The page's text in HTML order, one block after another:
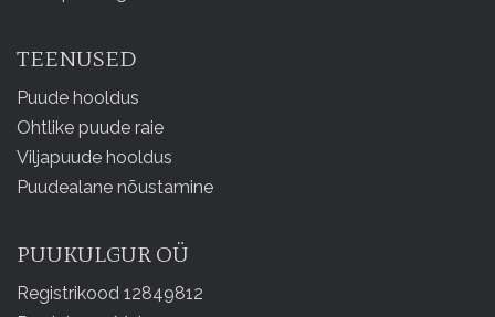
TEENUSED
Puude hooldus
Ohtlike puude raie
Viljapuude hooldus
Puudealane nõustamine
PUUKULGUR OÜ
Registrikood 12849812